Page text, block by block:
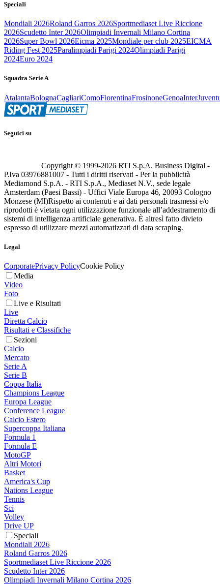
Speciali
Mondiali 2026Roland Garros 2026Sportmediaset Live Riccione
2026Scudetto Inter 2026Olimpiadi Invernali Milano Cortina
2026Super Bowl 2026Eicma 2025Mondiale per club 2025EICMA
Riding Fest 2025Paralimpiadi Parigi 2024Olimpiadi Parigi
2024Euro 2024
Squadra Serie A
AtalantaBolognaCagliariComoFiorentinaFrosinoneGenoaInter
Seguici su
Copyright © 1999-2026 RTI S.p.A. Business Digital -
P.Iva 03976881007 - Tutti i diritti riservati - Per la pubblicità
Mediamond S.p.A. - RTI S.p.A., Mediaset N.V., sede legale
Amsterdam (Paesi Bassi) - Uffici Viale Europa 46, 20093 Cologno
Monzese (MI)Rispetto ai contenuti e ai dati personali trasmessi e/o
riprodotti è vietata ogni utilizzazione funzionale all’addestramento di
sistemi di intelligenza artificiale generativa. È altresì fatto divieto
espresso di utilizzare mezzi automatizzati di data scraping.
Legal
CorporatePrivacy PolicyCookie Policy
Media
Video
Foto
Live e Risultati
Live
Diretta Calcio
Risultati e Classifiche
Sezioni
Calcio
Mercato
Serie A
Serie B
Coppa Italia
Champions League
Europa League
Conference League
Calcio Estero
Supercoppa Italiana
Formula 1
Formula E
MotoGP
Altri Motori
Basket
America's Cup
Nations League
Tennis
Sci
Volley
Drive UP
Speciali
Mondiali 2026
Roland Garros 2026
Sportmediaset Live Riccione 2026
Scudetto Inter 2026
Olimpiadi Invernali Milano Cortina 2026